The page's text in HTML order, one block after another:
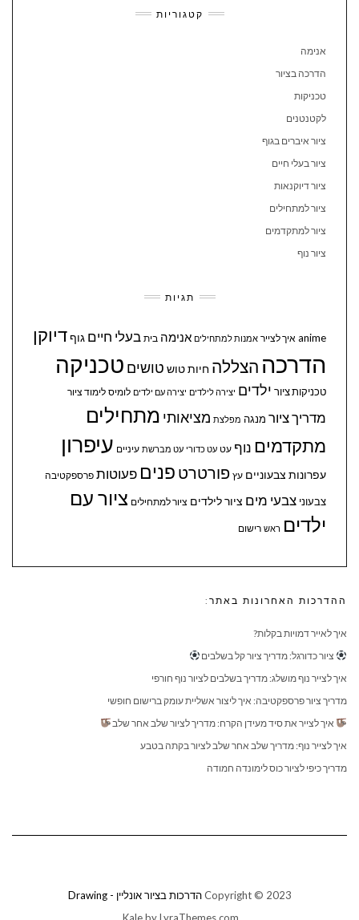
קטגוריות
אנימה
הדרכה בציור
טכניקות
לקטנטנים
ציור איברים בגוף
ציור בעלי חיים
ציור דיוקנאות
ציור למתחילים
ציור למתקדמים
ציור נוף
תגיות
anime איך לצייר אמנות למתחילים אנימה בית בעלי חיים גוףדיוקן
הדרכה הצללה חיותטוש טושים טכניקה
טכניקות ציור ילדים יצירה לילדים יצירה עם ילדים לומיס לימוד ציור
מדריך ציור מנגה מפלצת מציאותי מתחילים
מתקדמים נוף עט עט כדורי עט מברשת עיניים עיפרון
עפרונות צבעוניים עץ פורטרט פנים פעוטות פרספקטיבה
צבעוני צבעי מים ציור לילדים ציור למתחילים ציור עם
ילדים ראש רישום
ההדרכות האחרונות באתר:
איך לאייר דמויות בקלות?
ציור כדורגל: מדריך ציור קל בשלבים
איך לצייר נוף מושלג: מדריך בשלבים לציור נוף חורפי
מדריך ציור פרספקטיבה: איך ליצור אשליית עומק ברישום חופשי
איך לצייר את סיד מעידן הקרח: מדריך לציור שלב אחר שלב
איך לצייר נוף: מדריך שלב אחר שלב לציור בקתה בטבע
מדריך כיפי לציור כוס לימונדה חמודה
Copyright © 2023 הדרכות בציור אונליין - Drawing
Kaleby LyraThemes.com.